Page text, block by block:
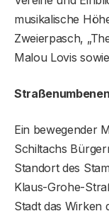
musikalische
Zweierpasch,
Malou Lovis
Ein bewegender
Schiltachs
Standort des
Klaus-Grohe-
Stadt das Wirken